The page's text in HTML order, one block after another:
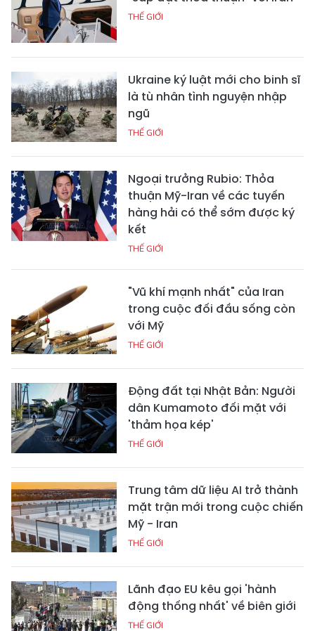
THẾ GIỚI
Ukraine ký luật mới cho binh sĩ
là tù nhân tình nguyện nhập
ngũ
THẾ GIỚI
Ngoại trưởng Rubio: Thỏa
thuận Mỹ-Iran về các tuyến
hàng hải có thể sớm được ký
kết
THẾ GIỚI
"Vũ khí mạnh nhất" của Iran
trong cuộc đối đầu sống còn
với Mỹ
THẾ GIỚI
Động đất tại Nhật Bản: Người
dân Kumamoto đối mặt với
'thảm họa kép'
THẾ GIỚI
Trung tâm dữ liệu AI trở thành
mặt trận mới trong cuộc chiến
Mỹ - Iran
THẾ GIỚI
Lãnh đạo EU kêu gọi 'hành
động thống nhất' về biên giới
THẾ GIỚI